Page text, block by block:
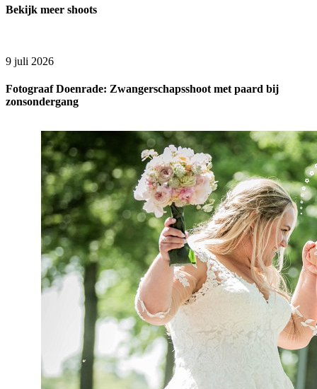
Bekijk meer shoots
9 juli 2026
Fotograaf Doenrade: Zwangerschapsshoot met paard bij
zonsondergang